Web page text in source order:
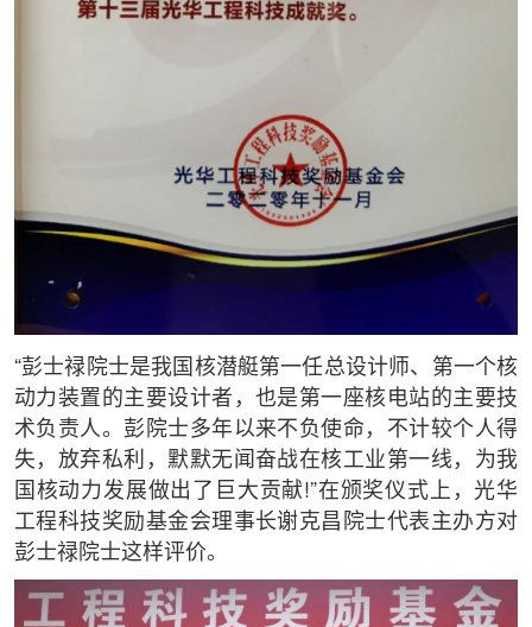
“彭士禄院士是我国核潜艇第一任总设计师、第一个核
动力装置的主要设计者，也是第一座核电站的主要技
术负责人。彭院士多年以来不负使命，不计较个人得
失，放弃私利，默默无闻奋战在核工业第一线，为我
国核动力发展做出了巨大贡献!”在颁奖仪式上，光华
工程科技奖励基金会理事长谢克昌院士代表主办方对
彭士禄院士这样评价。